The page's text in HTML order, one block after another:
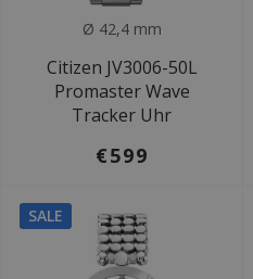
Ø 42,4 mm
Citizen JV3006-50L
Promaster Wave
Tracker Uhr
€599
SALE